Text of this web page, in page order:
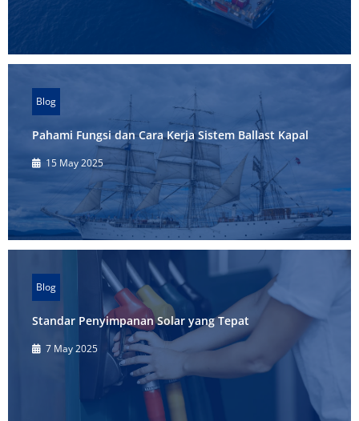
Blog
Pahami Fungsi dan Cara Kerja Sistem Ballast Kapal
15 May 2025
Blog
Standar Penyimpanan Solar yang Tepat
7 May 2025